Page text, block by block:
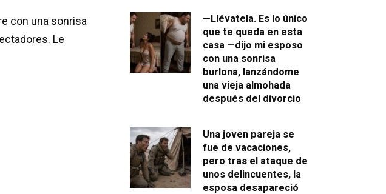
con una sonrisa
Le
—Llévatela. Es lo único
que te queda en esta
casa —dijo mi esposo
con una sonrisa
burlona, lanzándome
una vieja almohada
después del divorcio
Una joven pareja se
fue de vacaciones,
pero tras el ataque de
unos delincuentes, la
esposa desapareció